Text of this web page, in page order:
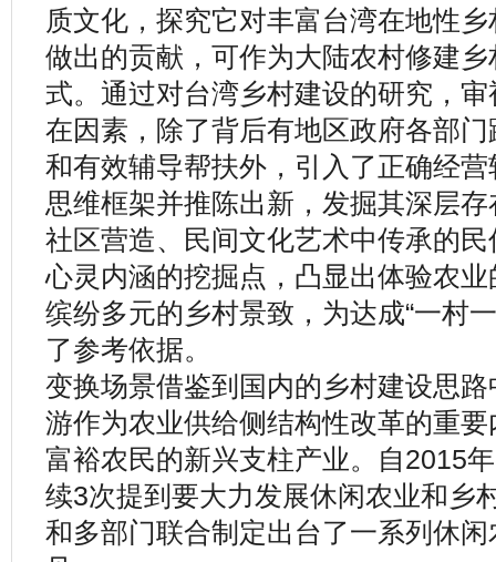
质文化，探究它对丰富台湾在地性
做出的贡献，可作为大陆农村修建
式。通过对台湾乡村建设的研究，
在因素，除了背后有地区政府各部
和有效辅导帮扶外，引入了正确经
思维框架并推陈出新，发掘其深层
社区营造、民间文化艺术中传承的
心灵内涵的挖掘点，凸显出体验农
缤纷多元的乡村景致，为达成“一村
了参考依据。
变换场景借鉴到国内的乡村建设思
游作为农业供给侧结构性改革的重
富裕农民的新兴支柱产业。自2015
续3次提到要大力发展休闲农业和乡
和多部门联合制定出台了一系列休